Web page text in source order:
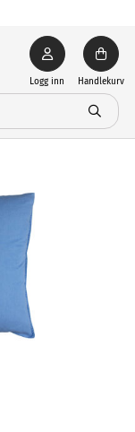
Logg inn Handlekurv